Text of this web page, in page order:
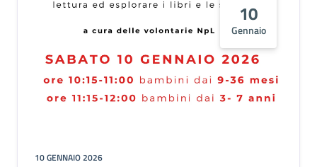
10
Gennaio
10 GENNAIO 2026